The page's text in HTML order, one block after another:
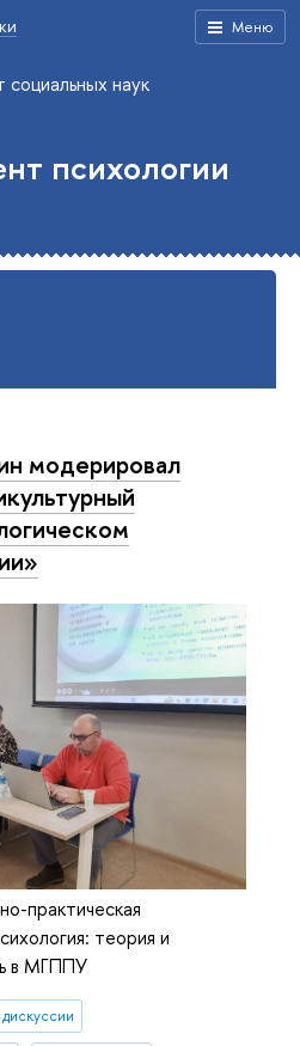
Меню
социальных наук
психологии
модерировал
практическая
теория и
в МГППУ
дискуссии